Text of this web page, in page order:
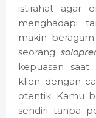
istirahat agar
menghadapi
makin
seorang
kepuasan saat
klien dengan
otentik. Kamu
sendiri tanpa